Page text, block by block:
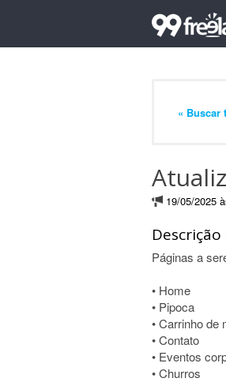
« Buscar
19/05/2025
Páginas a
• Home
• Pipoca
• Carrinho de
• Contato
• Eventos
• Churros